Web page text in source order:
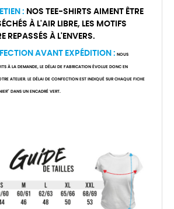
: NOS TEE-SHIRTS AIMENT ÊTRE
À L'AIR LIBRE, LES MOTIFS
REPASSÉS À L'ENVERS.
AVANT EXPÉDITION : NOUS
À LA DEMANDE, LE DÉLAI DE FABRICATION ÉVOLUE DONC EN
ATELIER. LE DÉLAI DE CONFECTION EST INDIQUÉ SUR CHAQUE FICHE
DANS UN ENCADRÉ VERT.